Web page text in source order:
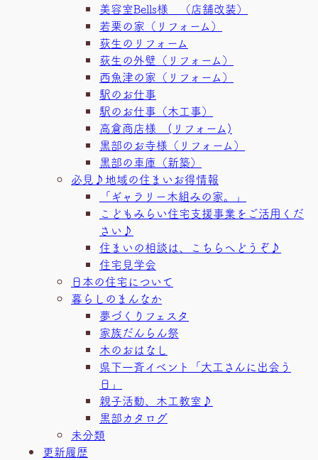
美容室Bells様 （店舗改装）
若栗の家（リフォーム）
荻生のリフォーム
荻生の外壁（リフォーム）
西魚津の家（リフォーム）
駅のお仕事
駅のお仕事（木工事）
高倉商店様 (リフォーム)
黒部のお寺様（リフォーム）
黒部の車庫（新築）
必見♪地域の住まいお得情報
「ギャラリー木組みの家。」
こどもみらい住宅支援事業をご活用くだ
さい♪
住まいの相談は、こちらへどうぞ♪
住宅見学会
日本の住宅について
暮らしのまんなか
夢づくりフェスタ
家族だんらん祭
木のおはなし
県下一斉イベント「大工さんに出会う
日」
親子活動、木工教室♪
黒部カタログ
未分類
更新履歴